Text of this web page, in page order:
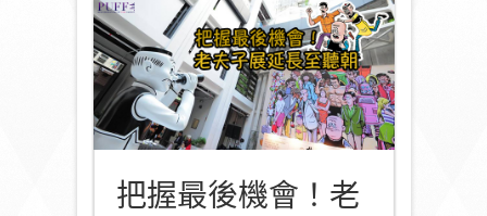
把握最後機會！老